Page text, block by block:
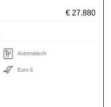
€ 27.880
Automatisch
Euro 6